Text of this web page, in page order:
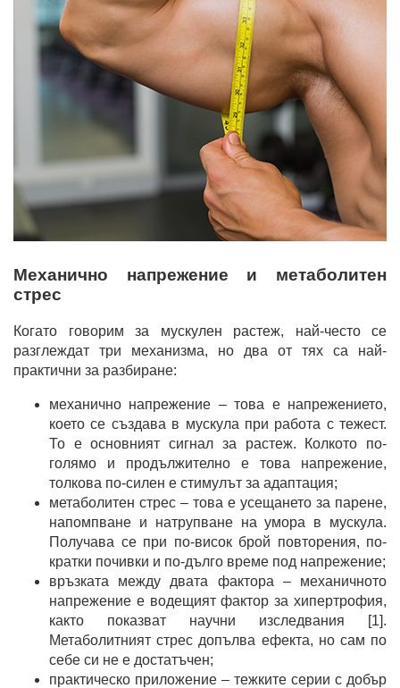
Механично напрежение и метаболитен
стрес
Когато говорим за мускулен растеж, най-често се
разглеждат три механизма, но два от тях са най-
практични за разбиране:
механично напрежение – това е напрежението,
което се създава в мускула при работа с тежест.
То е основният сигнал за растеж. Колкото по-
голямо и продължително е това напрежение,
толкова по-силен е стимулът за адаптация;
метаболитен стрес – това е усещането за парене,
напомпване и натрупване на умора в мускула.
Получава се при по-висок брой повторения, по-
кратки почивки и по-дълго време под напрежение;
връзката между двата фактора – механичното
напрежение е водещият фактор за хипертрофия,
както показват научни изследвания [1].
Метаболитният стрес допълва ефекта, но сам по
себе си не е достатъчен;
практическо приложение – тежките серии с добър